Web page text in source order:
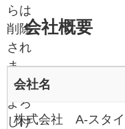
らは
削除
され
ま
す。
よろ
しけ
会社概要
会社名
株式会社 A-スタ